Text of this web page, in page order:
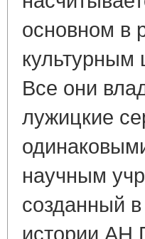
основном в
культурным
Все они
лужицкие
научным
созданный
истории АН